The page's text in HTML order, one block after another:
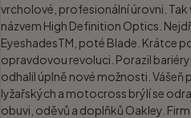
vrcholové, profesionální úrovni. Tak
názvem High Definition Optics.
EyeshadesTM, poté Blade. Krátce
opravdovou revoluci. Porazil
odhalil úplně nové možnosti. Vášeň
lyžařských a motocross brýlí se
obuvi, oděvů a doplňků Oakley.